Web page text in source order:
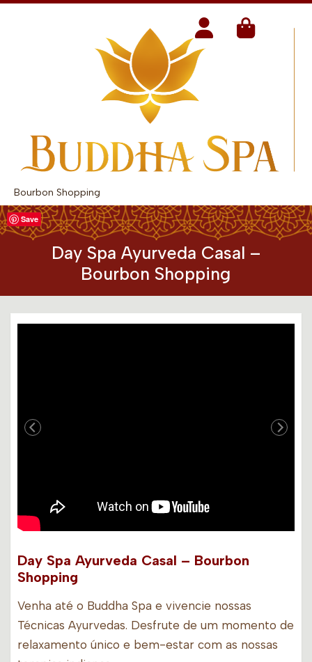
Bourbon Shopping
Day Spa Ayurveda Casal –
Bourbon Shopping
Save
Day Spa Ayurveda Casal – Bourbon
Shopping
Venha até o Buddha Spa e vivencie nossas
Técnicas Ayurvedas. Desfrute de um momento de
relaxamento único e bem-estar com as nossas